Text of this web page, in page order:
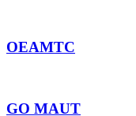
OEAMTC
GO MAUT